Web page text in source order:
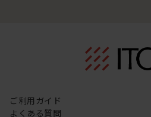
ご利用ガイド
よくある質問